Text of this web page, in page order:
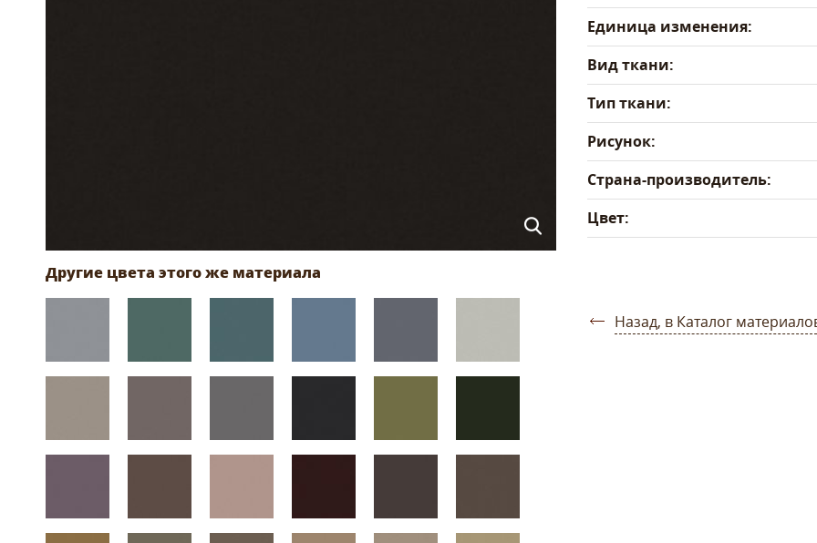
Единица изменения:
Вид ткани:
Тип ткани:
Рисунок:
Страна-производитель:
Цвет:
Назад, в Каталог